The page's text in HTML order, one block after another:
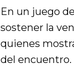
En un juego de
sostener la
quienes
del encuentro.